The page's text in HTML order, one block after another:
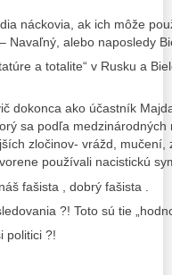
náckovia, ak ich môže
alebo naposledy
a totalite“ v Rusku a
dokonca ako účastník
sa podľa
zločinov- vrážd,
používali nacistickú
fašista , dobrý fašista .
?! Toto sú tie
politici ?!